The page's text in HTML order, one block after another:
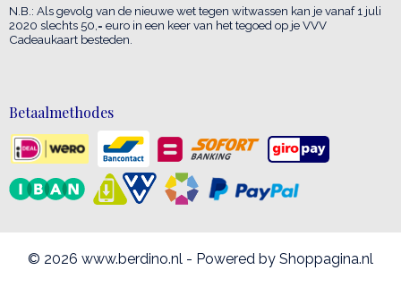
N.B.: Als gevolg van de nieuwe wet tegen witwassen kan je vanaf 1 juli
2020 slechts 50,= euro in een keer van het tegoed op je VVV
Cadeaukaart besteden.
Betaalmethodes
© 2026 www.berdino.nl - Powered by Shoppagina.nl